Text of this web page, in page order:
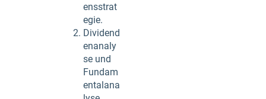
ensstrat
egie.
Dividend
enanaly
se und
Fundam
entalana